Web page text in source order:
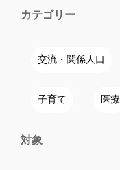
カテゴリー
交流・関係人口
子育て 医療
対象